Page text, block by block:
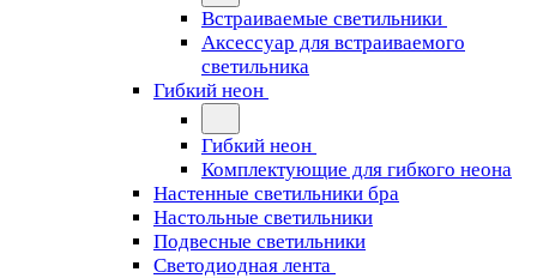
Встраиваемые светильники
Аксессуар для встраиваемого
светильника
Гибкий неон
Гибкий неон
Комплектующие для гибкого неона
Настенные светильники бра
Настольные светильники
Подвесные светильники
Светодиодная лента